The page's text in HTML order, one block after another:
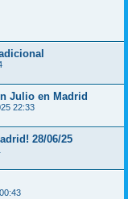
Julio en Madrid
22:33
28/06/25